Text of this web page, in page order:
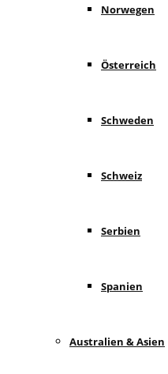
Norwegen
Österreich
Schweden
Schweiz
Serbien
Spanien
Australien & Asien